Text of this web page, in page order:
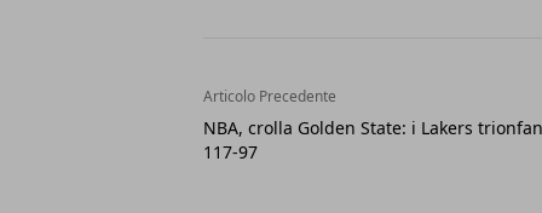
Articolo Precedente
NBA, crolla Golden State: i Lakers
117-97